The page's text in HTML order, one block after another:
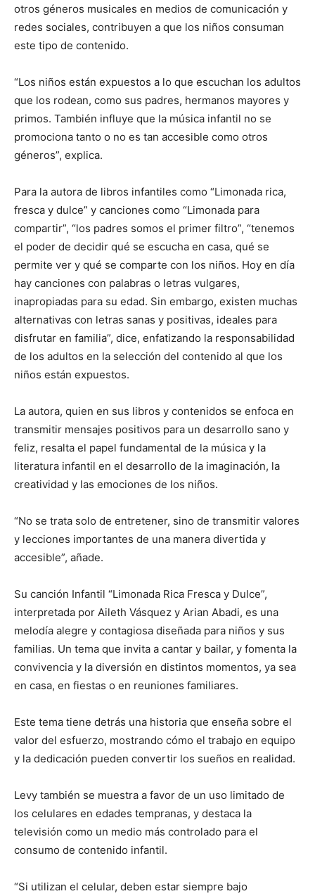
otros géneros musicales en medios de comunicación y
redes sociales, contribuyen a que los niños consuman
este tipo de contenido.
“Los niños están expuestos a lo que escuchan los adultos
que los rodean, como sus padres, hermanos mayores y
primos. También influye que la música infantil no se
promociona tanto o no es tan accesible como otros
géneros”, explica.
Para la autora de libros infantiles como “Limonada rica,
fresca y dulce” y canciones como “Limonada para
compartir”, “los padres somos el primer filtro”, “tenemos
el poder de decidir qué se escucha en casa, qué se
permite ver y qué se comparte con los niños. Hoy en día
hay canciones con palabras o letras vulgares,
inapropiadas para su edad. Sin embargo, existen muchas
alternativas con letras sanas y positivas, ideales para
disfrutar en familia”, dice, enfatizando la responsabilidad
de los adultos en la selección del contenido al que los
niños están expuestos.
La autora, quien en sus libros y contenidos se enfoca en
transmitir mensajes positivos para un desarrollo sano y
feliz, resalta el papel fundamental de la música y la
literatura infantil en el desarrollo de la imaginación, la
creatividad y las emociones de los niños.
“No se trata solo de entretener, sino de transmitir valores
y lecciones importantes de una manera divertida y
accesible”, añade.
Su canción Infantil “Limonada Rica Fresca y Dulce”,
interpretada por Aileth Vásquez y Arian Abadi, es una
melodía alegre y contagiosa diseñada para niños y sus
familias. Un tema que invita a cantar y bailar, y fomenta la
convivencia y la diversión en distintos momentos, ya sea
en casa, en fiestas o en reuniones familiares.
Este tema tiene detrás una historia que enseña sobre el
valor del esfuerzo, mostrando cómo el trabajo en equipo
y la dedicación pueden convertir los sueños en realidad.
Levy también se muestra a favor de un uso limitado de
los celulares en edades tempranas, y destaca la
televisión como un medio más controlado para el
consumo de contenido infantil.
“Si utilizan el celular, deben estar siempre bajo